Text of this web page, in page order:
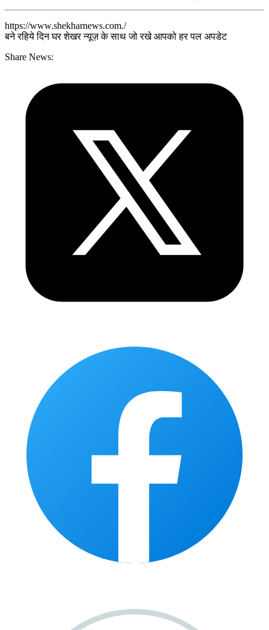
https://www.shekharnews.com./
बने रहिये दिन घर शेखर न्यूज़ के साथ जो रखे आपको हर पल अपडेट
Share News: